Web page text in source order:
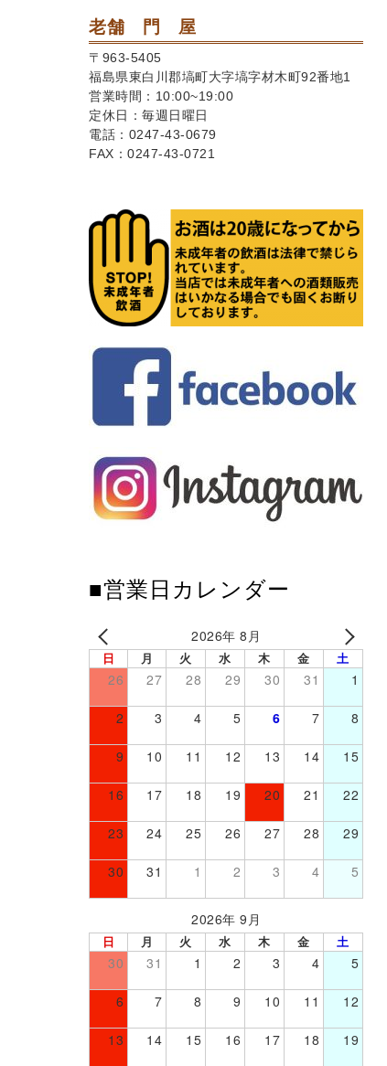
老舗 門 屋
〒963-5405
福島県東白川郡塙町大字塙字材木町92番地1
営業時間：10:00~19:00
定休日：毎週日曜日
電話：0247-43-0679
FAX：0247-43-0721
■営業日カレンダー
2026年 8月
日 月 火 水 木 金 土
26 27 28 29 30 31 1
2 3 4 5 6 7 8
9 10 11 12 13 14 15
16 17 18 19 20 21 22
23 24 25 26 27 28 29
30 31 1 2 3 4 5
2026年 9月
日 月 火 水 木 金 土
30 31 1 2 3 4 5
6 7 8 9 10 11 12
13 14 15 16 17 18 19